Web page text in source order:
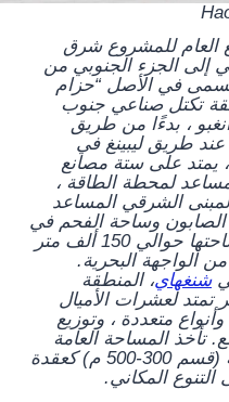
العام للمشروع شرق
إلى الجزء الجنوبي من
تسمى في الأصل “حزام
تكتل صناعي جنوب
، بدءًا من طريق
طريق ليبينغ في
على ستة مصانع
لمحطة الطاقة ،
الوطني رقم 9 ، المبنى الشرقي المساعد
وساحة الفحم في
يانغشوبو وأعمال الغاز. تبلغ مساحتها حوالي 150 ألف متر
1.2 كيلومتر من الواجهة البحرية.
شنغهاي، المنطقة
لعشرات الأميال
متعددة ، وتوزيع
تأخذ المساحة العامة
منطقة المصنع الصناعية الكثيفة (قسم 300-500 م) كعقدة
المكاني.